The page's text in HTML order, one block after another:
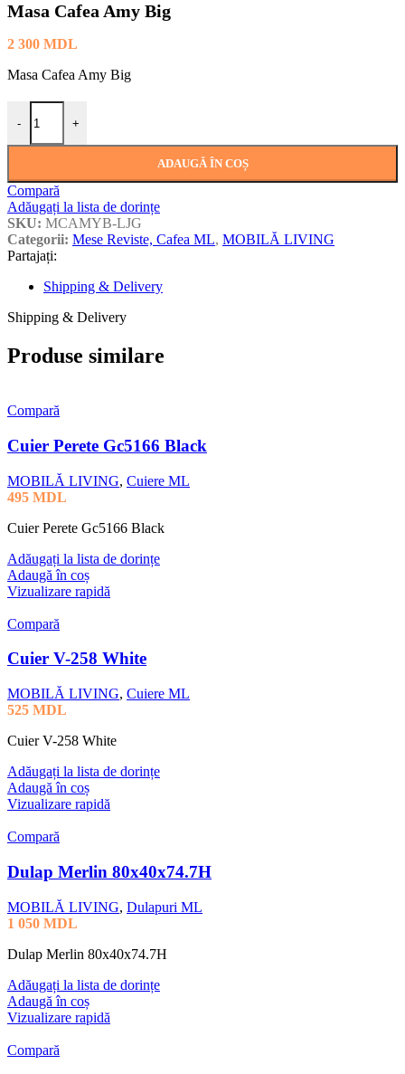
Masa Cafea Amy Big
2 300 MDL
Masa Cafea Amy Big
-
Cantitate Masa Cafea Amy Big
+
ADAUGĂ ÎN COȘ
Compară
Adăugați la lista de dorințe
SKU: MCAMYB-LJG
Categorii: Mese Reviste, Cafea ML, MOBILĂ LIVING
Partajați:
Shipping & Delivery
Shipping & Delivery
Produse similare
Compară
Cuier Perete Gc5166 Black
MOBILĂ LIVING, Cuiere ML
495 MDL
Cuier Perete Gc5166 Black
Adăugați la lista de dorințe
Adaugă în coș
Vizualizare rapidă
Compară
Cuier V-258 White
MOBILĂ LIVING, Cuiere ML
525 MDL
Cuier V-258 White
Adăugați la lista de dorințe
Adaugă în coș
Vizualizare rapidă
Compară
Dulap Merlin 80x40x74.7H
MOBILĂ LIVING, Dulapuri ML
1 050 MDL
Dulap Merlin 80x40x74.7H
Adăugați la lista de dorințe
Adaugă în coș
Vizualizare rapidă
Compară